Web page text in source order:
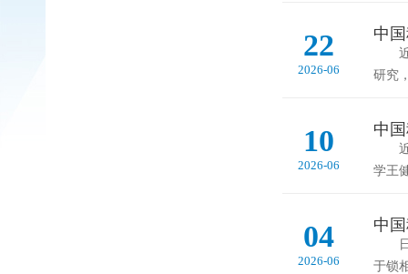
22
2026-06
中
近
研究
10
2026-06
中
近
学王
04
2026-06
中
日
于锁